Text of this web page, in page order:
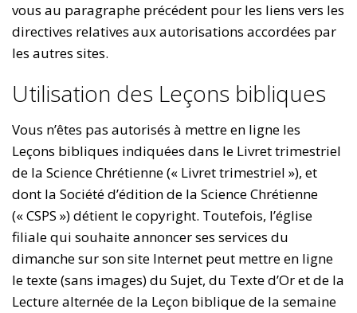
vous au paragraphe précédent pour les liens vers les
directives relatives aux autorisations accordées par
les autres sites.
Utilisation des Leçons bibliques
Vous n’êtes pas autorisés à mettre en ligne les
Leçons bibliques indiquées dans le Livret trimestriel
de la Science Chrétienne (« Livret trimestriel »), et
dont la Société d’édition de la Science Chrétienne
(« CSPS ») détient le copyright. Toutefois, l’église
filiale qui souhaite annoncer ses services du
dimanche sur son site Internet peut mettre en ligne
le texte (sans images) du Sujet, du Texte d’Or et de la
Lecture alternée de la Leçon biblique de la semaine